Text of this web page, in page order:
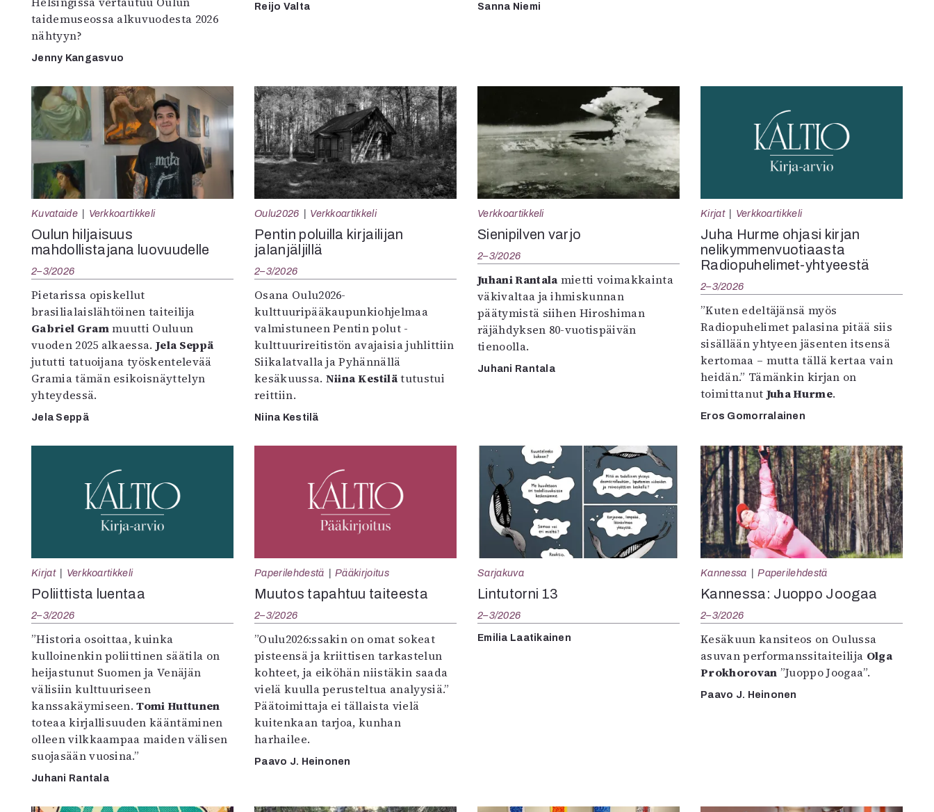
taidemuseossa alkuvuodesta 2026
nähtyyn?
Jenny Kangasvuo
Reijo Valta Sanna Niemi
Kuvataide Verkkoartikkeli
Oulun hiljaisuus
mahdollistajana luovuudelle
2–3/2026
Pietarissa opiskellut
brasilialaislähtöinen taiteilija
Gabriel Grammuutti Ouluun
vuoden 2025 alkaessa.Jela Seppä
jututti tatuoijana työskentelevää
Gramia tämän esikoisnäyttelyn
yhteydessä.
Jela Seppä
Oulu2026 Verkkoartikkeli
Pentin poluilla kirjailijan
jalanjäljillä
2–3/2026
Osana Oulu2026-
kulttuuripääkaupunkiohjelmaa
valmistuneen Pentin polut -
kulttuurireitistön avajaisia juhlittiin
Siikalatvalla ja Pyhännällä
kesäkuussa. Niina Kestilätutustui
reittiin.
Niina Kestilä
Verkkoartikkeli
Sienipilven varjo
2–3/2026
Juhani Rantala mietti voimakkainta
väkivaltaa ja ihmiskunnan
päätymistä siihen Hiroshiman
räjähdyksen 80-vuotispäivän
tienoolla.
Juhani Rantala
Kirjat Verkkoartikkeli
Juha Hurme ohjasi kirjan
nelikymmenvuotiaasta
Radiopuhelimet-yhtyeestä
2–3/2026
”Kuten edeltäjänsä myös
Radiopuhelimet palasina pitää siis
sisällään yhtyeen jäsenten itsensä
kertomaa – mutta tällä kertaa vain
heidän.” Tämänkin kirjan on
toimittanut Juha Hurme.
Eros Gomorralainen
Kirjat Verkkoartikkeli
Poliittista luentaa
2–3/2026
”Historia osoittaa, kuinka
kulloinenkin poliittinen säätila on
heijastunut Suomen ja Venäjän
välisiin kulttuuriseen
kanssakäymiseen.Tomi Huttunen
toteaa kirjallisuuden kääntäminen
olleen vilkkaampaa maiden välisen
suojasään vuosina.”
Juhani Rantala
Paperilehdestä Pääkirjoitus
Muutos tapahtuu taiteesta
2–3/2026
”Oulu2026:ssakin on omat sokeat
pisteensä ja kriittisen tarkastelun
kohteet, ja eiköhän niistäkin saada
vielä kuulla perusteltua analyysiä.”
Päätoimittaja ei tällaista vielä
kuitenkaan tarjoa, kunhan
harhailee.
Paavo J. Heinonen
Sarjakuva
Lintutorni 13
2–3/2026
Emilia Laatikainen
Kannessa Paperilehdestä
Kannessa: Juoppo Joogaa
2–3/2026
Kesäkuun kansiteos on Oulussa
asuvan performanssitaiteilija Olga
Prokhorovan ”Juoppo Joogaa”.
Paavo J. Heinonen